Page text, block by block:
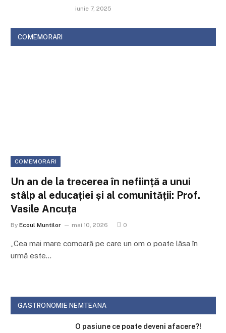
iunie 7, 2025
COMEMORARI
COMEMORARI
Un an de la trecerea în neființă a unui
stâlp al educației și al comunității: Prof.
Vasile Ancuța
By Ecoul Muntilor mai 10, 2026 0
„Cea mai mare comoară pe care un om o poate lăsa în
urmă este…
GASTRONOMIE NEMTEANA
O pasiune ce poate deveni afacere?!